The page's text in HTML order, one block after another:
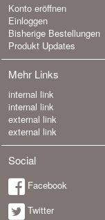
Konto eröffnen
Einloggen
Bisherige Bestellungen
Produkt Updates
Mehr Links
internal link
internal link
external link
external link
Social
Facebook
Twitter